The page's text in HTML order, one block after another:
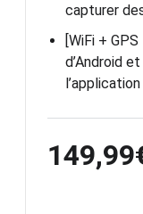
capturer
[WiFi +
d’Android